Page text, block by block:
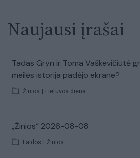
Naujausi įrašai
Tadas Gryn ir Toma Vaškevičiūtė
meilės istorija padėjo ekrane?
Žinios Lietuvos diena
„Žinios“ 2026-08-08
Laidos Žinios